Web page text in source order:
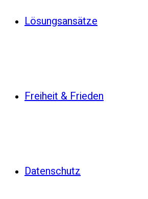
Lösungsansätze
Freiheit & Frieden
Datenschutz